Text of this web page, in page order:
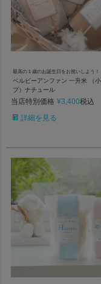
最高の１歳のお誕生日をお祝いしよう！
ベルビーアンファン 一升米 （
プ）ナチュール
当店特別価格 ¥3,400税込
詳細を見る